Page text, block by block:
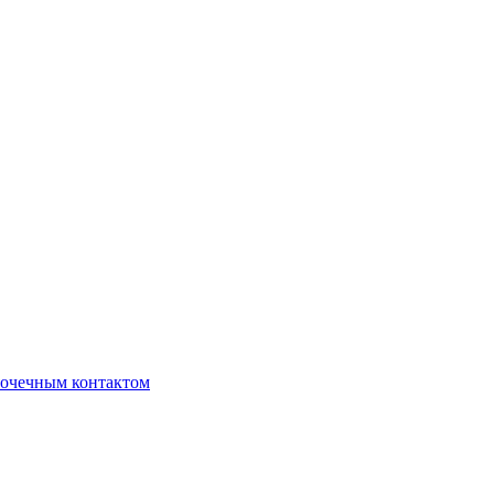
контактом